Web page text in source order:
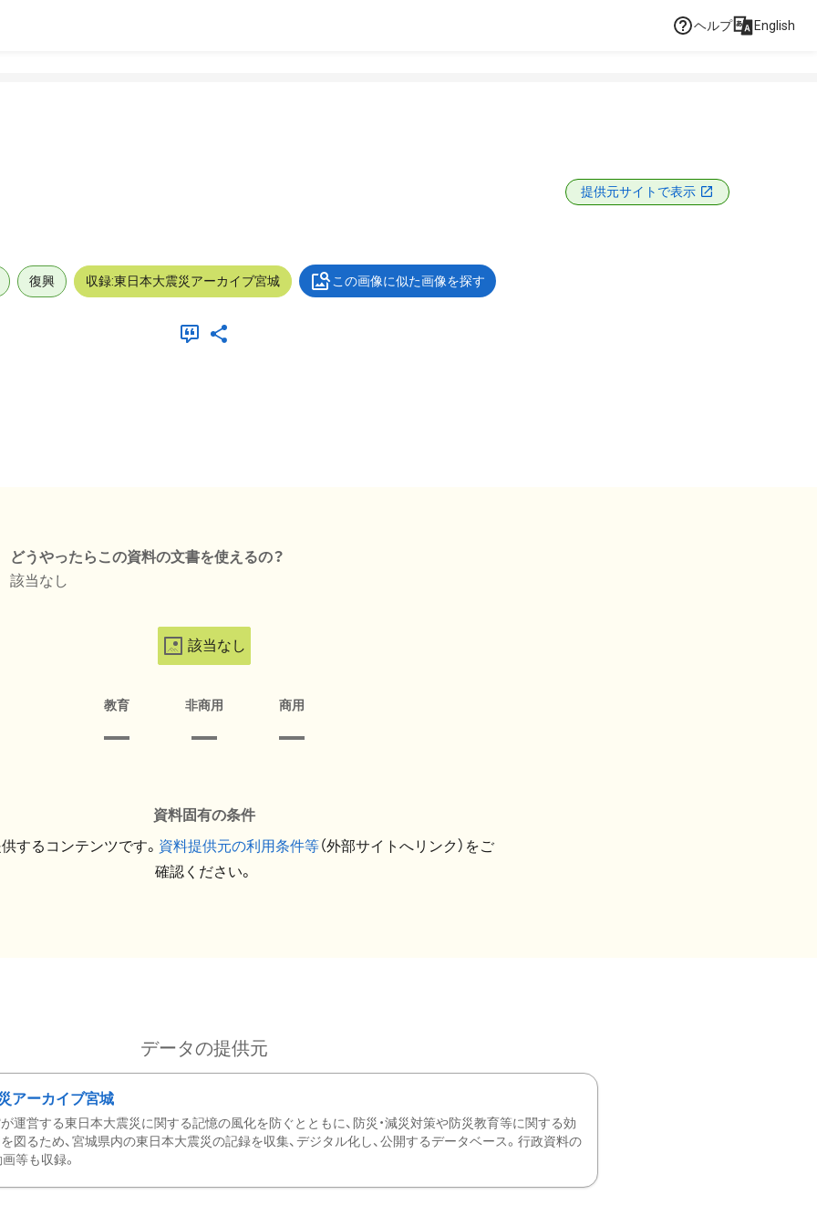
ヘルプ English
提供元サイトで表示
復興 収録:東日本大震災アーカイブ宮城 この画像に似た画像を探す
どうやったらこの資料の文書を使えるの？
該当なし
該当なし
教育 非商用 商用
資料固有の条件
するコンテンツです。 資料提供元の利用条件等（外部サイトへリンク）をご
確認ください。
データの提供元
アーカイブ宮城
運営する東日本大震災に関する記憶の風化を防ぐとともに、防災・減災対策や防災教育等に関する効
図るため、宮城県内の東日本大震災の記録を収集、デジタル化し、公開するデータベース。行政資料の
等も収録。